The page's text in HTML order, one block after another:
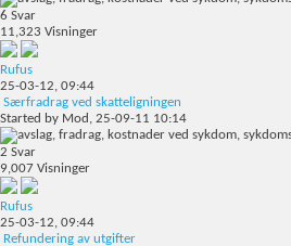
6 Svar
11,323 Visninger
Rufus
25-03-12, 09:44
Særfradrag ved skatteligningen
Started by Mod , 25-09-11 10:14
2 Svar
9,007 Visninger
Rufus
25-03-12, 09:44
Refundering av utgifter